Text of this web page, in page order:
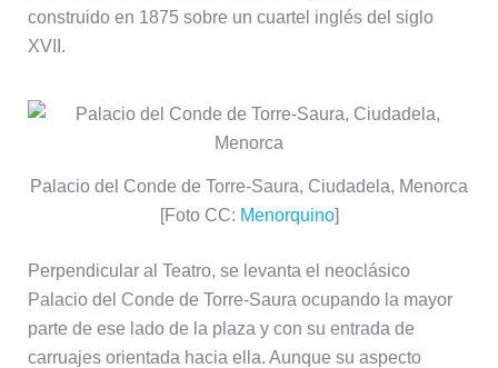
construido en 1875 sobre un cuartel inglés del siglo
XVII.
Palacio del Conde de Torre-Saura, Ciudadela, Menorca
[Foto CC: Menorquino]
Perpendicular al Teatro, se levanta el neoclásico
Palacio del Conde de Torre-Saura ocupando la mayor
parte de ese lado de la plaza y con su entrada de
carruajes orientada hacia ella. Aunque su aspecto